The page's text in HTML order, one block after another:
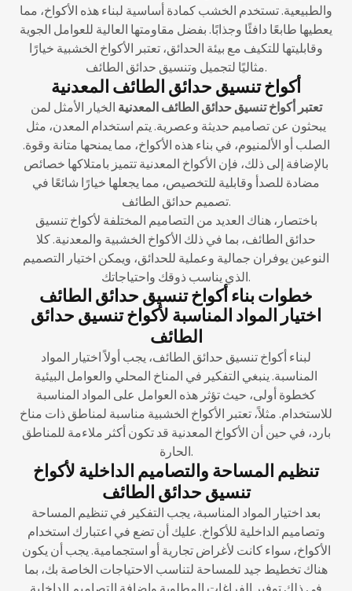
والطبيعية. تستخدم الخشب كمادة أساسية لبناء هذه الأكواخ، مما
يعطيها طابعًا دافئًا وجذابًا. بفضل مقاومتها العالية للعوامل الجوية
وقابليتها للتكيف مع بيئة الحدائق، تعتبر الأكواخ الخشبية خيارًا
مثاليًا لتجميل وتنسيق حدائق الطائف.
أكواخ تنسيق حدائق الطائف المعدنية
تعتبر أكواخ تنسيق حدائق الطائف المعدنية الخيار الأمثل لمن
يبحثون عن تصاميم حديثة وعصرية. يتم استخدام المعدن، مثل
الصلب أو الألمنيوم، في بناء هذه الأكواخ، مما يمنحها متانة وقوة.
بالإضافة إلى ذلك، فإن الأكواخ المعدنية تتميز بامتلاكها خصائص
مضادة للصدأ وقابلية للتخصيص، مما يجعلها خيارًا شائعًا في
تصميم حدائق الطائف.
باختصار، هناك العديد من التصاميم المختلفة لأكواخ تنسيق
حدائق الطائف، بما في ذلك الأكواخ الخشبية والمعدنية. كلا
النوعين يوفران جمالية وعملية للحدائق، ويمكن اختيار التصميم
الذي يناسب ذوقك واحتياجاتك.
خطوات بناء أكواخ تنسيق حدائق الطائف
اختيار المواد المناسبة لأكواخ تنسيق حدائق
الطائف
لبناء أكواخ تنسيق حدائق الطائف، يجب أولاً اختيار المواد
المناسبة. ينبغي التفكير في المناخ المحلي والعوامل البيئية
كخطوة أولى، حيث تؤثر هذه العوامل على المواد المناسبة
للاستخدام. مثلاً، تعتبر الأكواخ الخشبية مناسبة لمناطق ذات مناخ
بارد، في حين أن الأكواخ المعدنية قد تكون أكثر ملاءمة للمناطق
الحارة.
تنظيم المساحة والتصاميم الداخلية لأكواخ
تنسيق حدائق الطائف
بعد اختيار المواد المناسبة، يجب التفكير في تنظيم المساحة
وتصاميم الداخلية للأكواخ. عليك أن تضع في اعتبارك استخدام
الأكواخ، سواء كانت لأغراض تجارية أو استجمامية. يجب أن يكون
هناك تخطيط جيد للمساحة لتناسب الاحتياجات الخاصة بك، بما
في ذلك توفير الفراغات المطلوبة وإضافة التصاميم الداخلية